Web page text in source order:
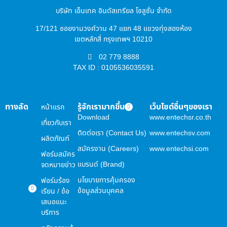
บริษัท เอ็นเทค อินดัสเทรียล โซลูชั่น จำกัด
17/121 ซอยงามวงศ์วาน 47 แยก 48 แขวงทุ่งสองห้อง
เขตหลักสี่ กรุงเทพฯ 10210
02 779 8888
TAX ID : 0105536035591
ทางลัด
หน้าแรก
เกี่ยวกับเรา
ผลิตภัณฑ์
ฟอร์มสมัคร
จดหมายข่าว
ฟอร์มร้อง
เรียน / ข้อ
เสนอแนะ
บริการ
รู้จักเรามากขึ้น
Download
ติดต่อเรา (Contact Us)
สมัครงาน (Careers)
แบรนด์ (Brand)
นโยบายการคุ้มครอง
ข้อมูลส่วนบุคคล
เว็บไซต์อื่นๆของเรา
www.entechsr.co.th
www.entechsv.com
www.entechsi.com